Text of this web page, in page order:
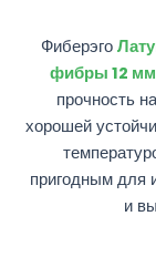
Фиберэго
фибры 12 мм
прочность
хорошей
пригодным для
и